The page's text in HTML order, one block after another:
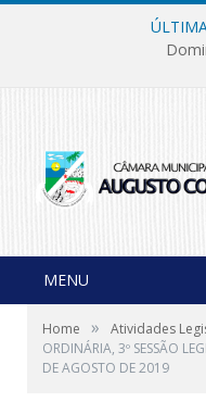
MENU
Home » Atividades
ORDINÁRIA, 3º SESSÃO
DE AGOSTO DE 2019